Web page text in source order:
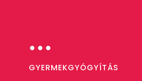
…
GYERMEKGYÓGYÍTÁS